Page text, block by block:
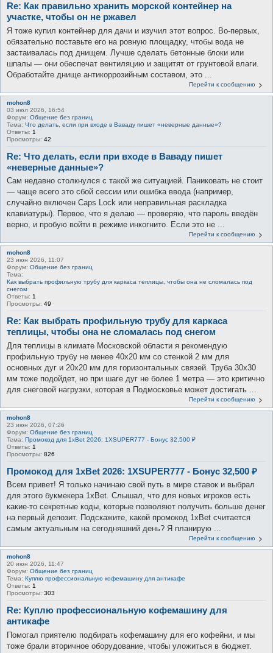
Re: Как правильно хранить морской контейнер на
участке, чтобы он не ржавел
Я тоже купил контейнер для дачи и изучил этот вопрос. Во-первых,
обязательно поставьте его на ровную площадку, чтобы вода не
застаивалась под днищем. Лучше сделать бетонные блоки или
шпалы — они обеспечат вентиляцию и защитят от грунтовой влаги.
Обработайте днище антикоррозийным составом, это ...
Перейти к сообщению
mohon8
03 июл 2026, 16:54
Форум: Общение без границ
Тема: Что делать, если при входе в Ваваду пишет «неверные данные»?
Ответы: 1
Просмотры: 42
Re: Что делать, если при входе в Ваваду пишет
«неверные данные»?
Сам недавно столкнулся с такой же ситуацией. Паниковать не стоит
— чаще всего это сбой сессии или ошибка ввода (например,
случайно включен Caps Lock или неправильная раскладка
клавиатуры). Первое, что я делаю — проверяю, что пароль введён
верно, и пробую войти в режиме инкогнито. Если это не ...
Перейти к сообщению
mohon8
23 июн 2026, 11:07
Форум: Общение без границ
Тема:
Как выбрать профильную трубу для каркаса теплицы, чтобы она не сломалась под
снегом
Ответы: 1
Просмотры: 49
Re: Как выбрать профильную трубу для каркаса
теплицы, чтобы она не сломалась под снегом
Для теплицы в климате Московской области я рекомендую
профильную трубу не менее 40х20 мм со стенкой 2 мм для
основных дуг и 20х20 мм для горизонтальных связей. Труба 30х30
мм тоже подойдет, но при шаге дуг не более 1 метра — это критично
для снеговой нагрузки, которая в Подмосковье может достигать ...
Перейти к сообщению
mohon8
23 июн 2026, 07:26
Форум: Общение без границ
Тема: Промокод для 1xBet 2026: 1XSUPER777 - Бонус 32,500 ₽
Ответы: 1
Просмотры: 826
Промокод для 1xBet 2026: 1XSUPER777 - Бонус 32,500 ₽
Всем привет! Я только начинаю свой путь в мире ставок и выбрал
для этого букмекера 1xBet. Слышал, что для новых игроков есть
какие-то секретные коды, которые позволяют получить больше денег
на первый депозит. Подскажите, какой промокод 1xBet считается
самым актуальным на сегодняшний день? Я планирую ...
Перейти к сообщению
mohon8
20 июн 2026, 11:47
Форум: Общение без границ
Тема: Куплю профессиональную кофемашину для антикафе
Ответы: 1
Просмотры: 303
Re: Куплю профессиональную кофемашину для
антикафе
Помогал приятелю подбирать кофемашину для его кофейни, и мы
тоже брали вторичное оборудование, чтобы уложиться в бюджет.